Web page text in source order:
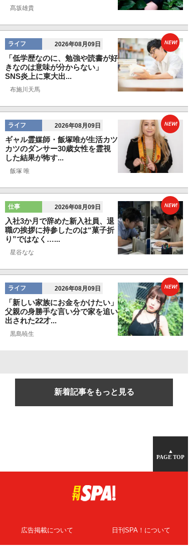
髙坂雄貴
ライフ 2026年08月09日
「低学歴なのに、勉強や読書が好
きなのは意味が分からない」
SNS炎上に東大出...
布施川天馬
NEW!
ライフ 2026年08月09日
ギャル霊媒師・飯塚唯が生活カツ
カツのダンサー30歳女性を霊視
した結果が怖す...
飯塚 唯
NEW!
仕事 2026年08月09日
入社3か月で辞めた新入社員、退
職の挨拶に持参したのは“菓子折
り”ではなく…...
星谷なな
NEW!
ライフ 2026年08月09日
「新しい家族にお金をかけたい」
父親の身勝手な言い分で家を追い
出された22才...
黒島暁生
NEW!
新着記事をもっと見る
▲
PAGE TOP
広告掲載について 日刊SPA！について